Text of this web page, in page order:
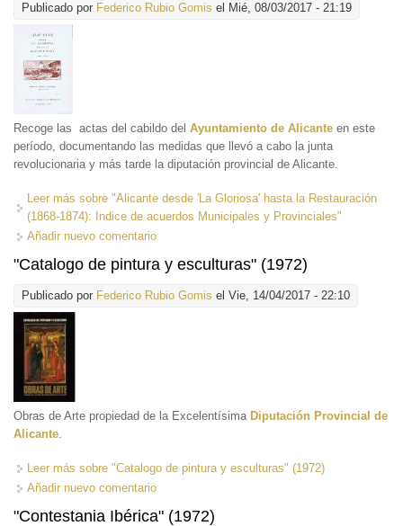
Publicado por Federico Rubio Gomis el Mié, 08/03/2017 - 21:19
Recoge las actas del cabildo del Ayuntamiento de Alicante en este
período, documentando las medidas que llevó a cabo la junta
revolucionaria y más tarde la diputación provincial de Alicante.
Leer más sobre "Alicante desde 'La Gloriosa' hasta la Restauración
(1868-1874): Indice de acuerdos Municipales y Provinciales"
Añadir nuevo comentario
"Catalogo de pintura y esculturas" (1972)
Publicado por Federico Rubio Gomis el Vie, 14/04/2017 - 22:10
Obras de Arte propiedad de la Excelentísima Diputación Provincial de
Alicante
Leer más sobre "Catalogo de pintura y esculturas" (1972)
Añadir nuevo comentario
"Contestania Ibérica" (1972)